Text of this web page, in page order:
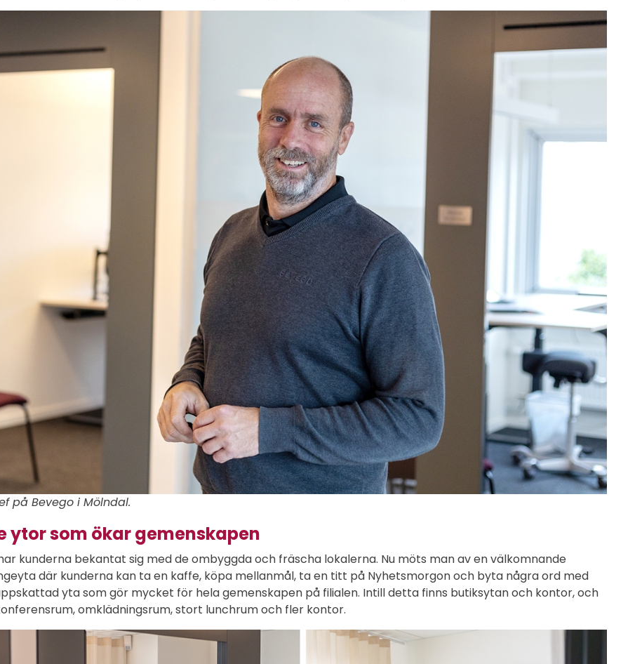
på Bevego i Mölndal.
ytor som ökar gemenskapen
kunderna bekantat sig med de ombyggda och fräscha lokalerna. Nu möts man av en välkomnande
där kunderna kan ta en kaffe, köpa mellanmål, ta en titt på Nyhetsmorgon och byta några ord med
yta som gör mycket för hela gemenskapen på filialen. Intill detta finns butiksytan och kontor, och
omklädningsrum, stort lunchrum och fler kontor.